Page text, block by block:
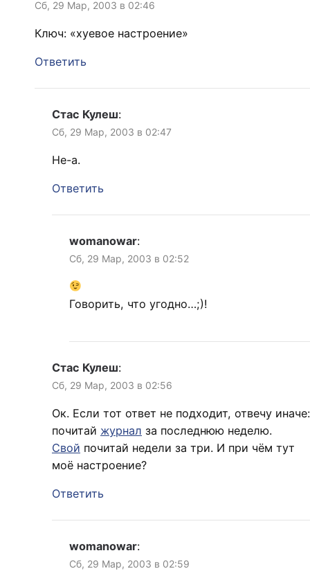
Сб, 29 Мар, 2003 в 02:46
Ключ: «хуевое настроение»
Ответить
Стас Кулеш:
Сб, 29 Мар, 2003 в 02:47
Не-а.
Ответить
womanowar:
Сб, 29 Мар, 2003 в 02:52
Говорить, что угодно…;)!
Стас Кулеш:
Сб, 29 Мар, 2003 в 02:56
Ок. Если тот ответ не подходит, отвечу иначе:
почитай журнал за последнюю неделю.
Свой почитай недели за три. И при чём тут
моё настроение?
Ответить
womanowar:
Сб, 29 Мар, 2003 в 02:59